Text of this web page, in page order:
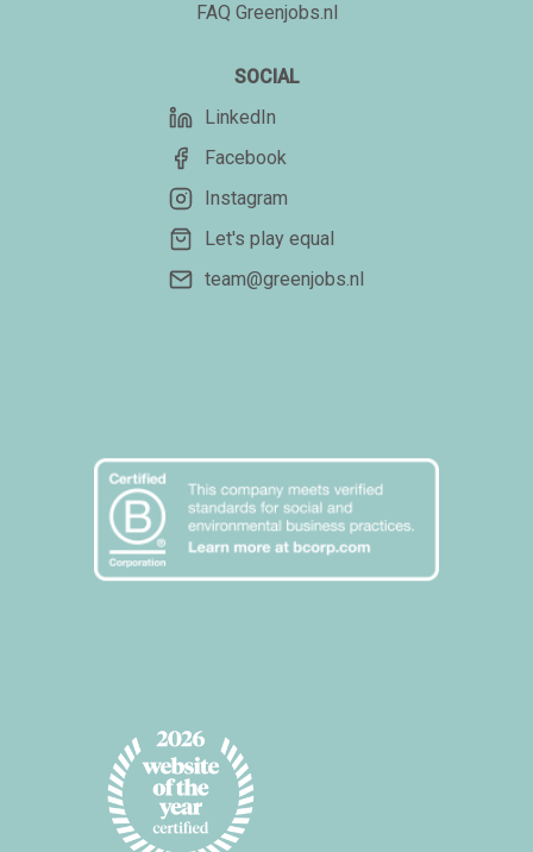
FAQ Greenjobs.nl
SOCIAL
LinkedIn
Facebook
Instagram
Let's play equal
team@greenjobs.nl